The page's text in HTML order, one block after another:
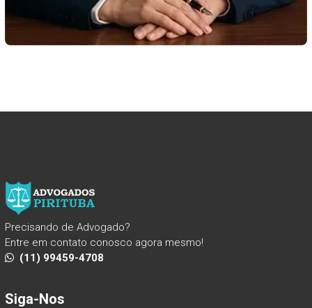
Precisando de Advogado?
Entre em contato conosco agora mesmo!
(11) 99459-4708
Siga-Nos